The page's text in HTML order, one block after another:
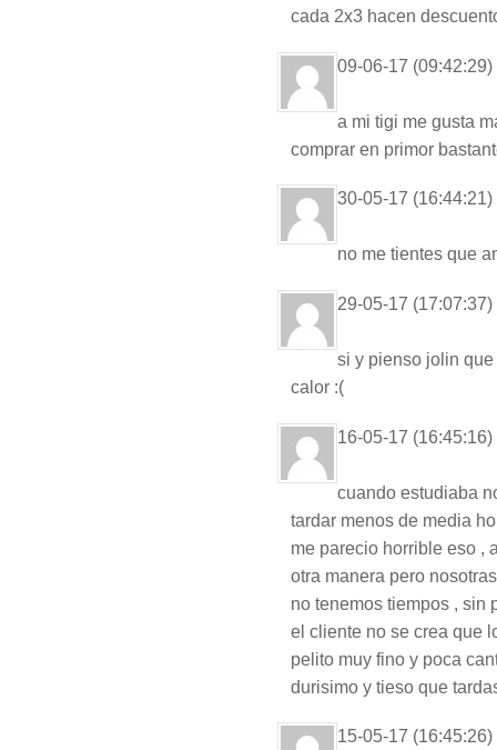
cada 2x3 hacen
09-06-17 (09:42:29)
a mi tigi me gusta
comprar en primor
30-05-17 (16:44:21)
no me tientes que
29-05-17 (17:07:37)
si y pienso jolin
calor :(
16-05-17 (16:45:16)
cuando estudiaba
tardar menos de media
me parecio horrible eso ,
otra manera pero
no tenemos tiempos , sin
el cliente no se crea que
pelito muy fino y poca
durisimo y tieso que
15-05-17 (16:45:26)